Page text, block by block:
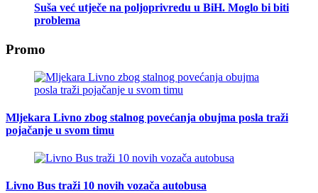
Suša već utječe na poljoprivredu u BiH. Moglo bi biti
problema
Promo
Mljekara Livno zbog stalnog povećanja obujma posla traži
pojačanje u svom timu
Livno Bus traži 10 novih vozača autobusa